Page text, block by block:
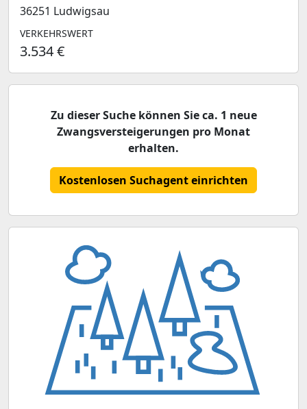
36251 Ludwigsau
VERKEHRSWERT
3.534 €
Zu dieser Suche können Sie ca. 1 neue
Zwangsversteigerungen pro Monat
erhalten.
Kostenlosen Suchagent einrichten